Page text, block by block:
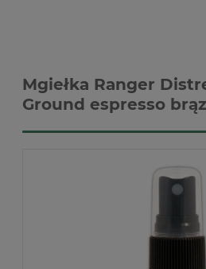
Mgiełka Ranger
Ground espresso